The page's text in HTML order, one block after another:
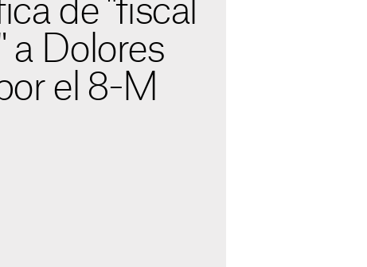
de "fiscal
a Dolores
el 8-M